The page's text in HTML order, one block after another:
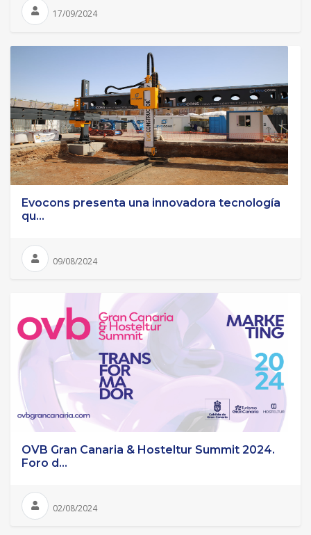
17/09/2024
Evocons presenta una innovadora tecnología
qu...
09/08/2024
OVB Gran Canaria & Hosteltur Summit 2024.
Foro d...
02/08/2024